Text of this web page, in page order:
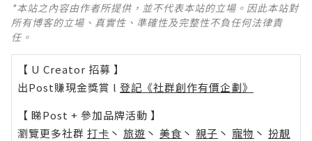
*本站之內容由作者所提供，並不代表本站的立場。因此本站對
所有博客的立場、真實性、準確性及完整性不負任何法律責
任。
【 U Creator 招募 】
出Post賺現金獎賞 l 登記《社群創作有價企劃》
【 睇Post + 參加品牌活動 】
瀏覽更多社群 打卡 丶 旅遊 丶 美食 丶 親子 丶 寵物 丶 扮靚